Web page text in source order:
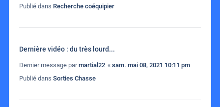
Publié dans Recherche coéquipier
Dernière vidéo : du très lourd...
Dernier message parmartial22 « sam. mai 08, 2021 10:11 pm
Publié dans Sorties Chasse